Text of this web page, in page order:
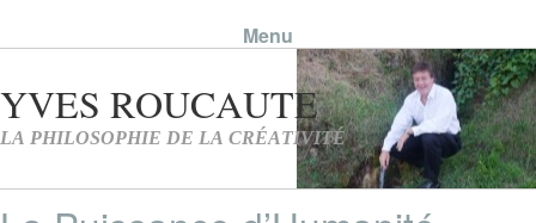
Menu
Skip to content